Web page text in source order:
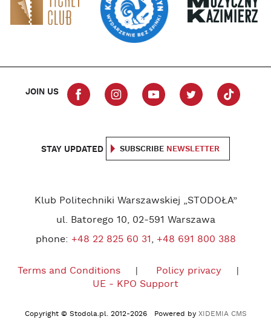
JOIN US
STAY UPDATED SUBSCRIBE NEWSLETTER
Klub Politechniki Warszawskiej „STODOŁA”
ul. Batorego 10, 02-591 Warszawa
phone: +48 22 825 60 31, +48 691 800 388
Terms and Conditions
Policy privacy
UE - KPO Support
Copyright © Stodola.pl. 2012-2026 Powered by XIDEMIA CMS